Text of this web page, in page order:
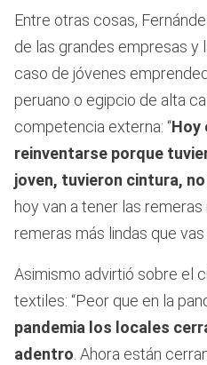
Entre otras cosas,
de las grandes empresas y
caso de jóvenes
peruano o egipcio de alta
competencia externa: “Hoy
reinventarse porque
joven, tuvieron cintura,
hoy van a tener las
remeras más lindas que vas
Asimismo advirtió sobre el
textiles: “Peor que en la
pandemia los locales
adentro . Ahora están